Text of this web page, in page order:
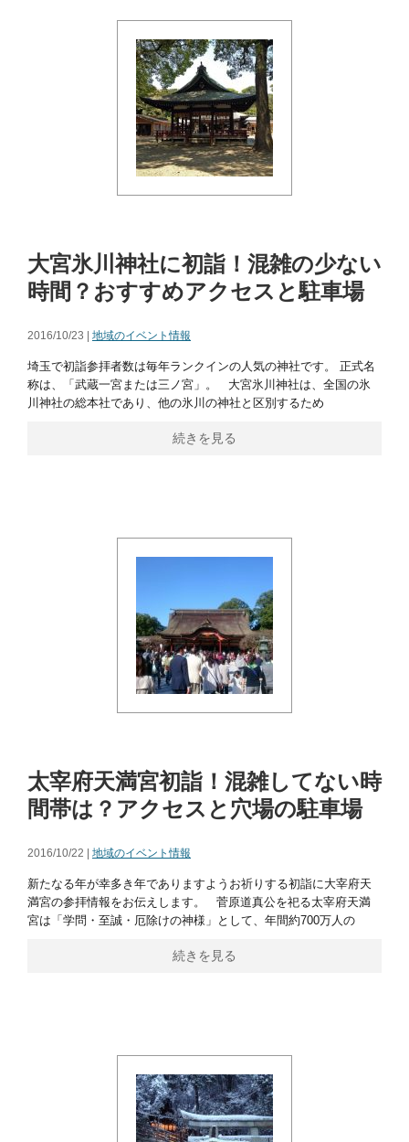
大宮氷川神社に初詣！混雑の少ない
時間？おすすめアクセスと駐車場
2016/10/23 | 地域のイベント情報
埼玉で初詣参拝者数は毎年ランクインの人気の神社です。 正式名
称は、「武蔵一宮または三ノ宮」。 大宮氷川神社は、全国の氷
川神社の総本社であり、他の氷川の神社と区別するため
続きを見る
太宰府天満宮初詣！混雑してない時
間帯は？アクセスと穴場の駐車場
2016/10/22 | 地域のイベント情報
新たなる年が幸多き年でありますようお祈りする初詣に大宰府天
満宮の参拝情報をお伝えします。 菅原道真公を祀る太宰府天満
宮は「学問・至誠・厄除けの神様」として、年間約700万人の
続きを見る